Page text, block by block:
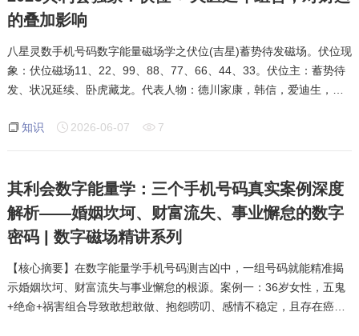
的叠加影响
八星灵数手机号码数字能量磁场学之伏位(吉星)蓄势待发磁场。伏位现
象：伏位磁场11、22、99、88、77、66、44、33。伏位主：蓄势待
发、状况延续、卧虎藏龙。代表人物：德川家康，韩信，爱迪生，伏
合，建议进行一次完整的号码诊断，了解它是
知识 2026-06-07 7
其利会数字能量学：三个手机号码真实案例深度
解析——婚姻坎坷、财富流失、事业懈怠的数字
密码 | 数字磁场精讲系列
【核心摘要】在数字能量学手机号码测吉凶中，一组号码就能精准揭
示婚姻坎坷、财富流失与事业懈怠的根源。案例一：36岁女性，五鬼
+绝命+祸害组合导致敢想敢做、抱怨唠叨、感情不稳定，且存在癌症